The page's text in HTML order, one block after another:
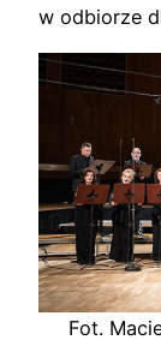
w odbiorze
Fot.